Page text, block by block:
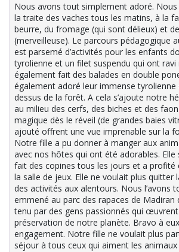
Nous avons tout simplement adoré.
la traite des vaches tous les matins, à la
beurre, du fromage (qui sont délieux) et
(merveilleuse). Le parcours pédagogique
est parsemé d’activités pour les enfants
tyrolienne et un filet suspendu qui ont ravi
également fait des balades en double
également adoré leur immense tyrolienne
dessus de la forêt. A cela s’ajoute notre
au milieu des cerfs, des biches et des
magique dès le réveil (de grandes baies
ajouté offrent une vue imprenable sur la
Notre fille a pu donner à manger aux
avec nos hôtes qui ont été adorables. Elle
fait des copines tous les jours et a profité
la salle de jeux. Elle ne voulait plus quitter
des activités aux alentours. Nous l’avons
emmené au parc des rapaces de Madiran
tenu par des gens passionnés qui
préservation de notre planète. Bravo à
engagement. Notre fille ne voulait plus
séjour à tous ceux qui aiment les